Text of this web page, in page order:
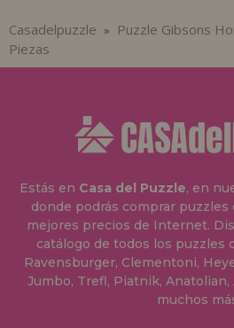
Casadelpuzzle »
Puzzle Gibsons
Piezas
Estás en Casa del Puzzle, en
donde podrás comprar
mejores precios de Internet.
catálogo de todos los puzzles
Ravensburger, Clementoni,
Jumbo, Trefl, Piatnik,
muchos